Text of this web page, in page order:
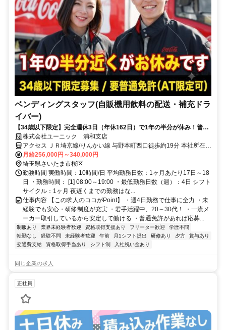
ベンディングスタッフ(自販機用飲料の配送・補充ドラ
イバー)
【34歳以下限定】完全週休3日（年休162日）で1年の半分が休み！普通
免許があれば9割が未経験スタート。夜勤なしのルート配送です！
株式会社ユーニック 浦和支店
アクセス ＪＲ埼京線/りんかい線 与野本町西口徒歩約19分 本社所在
地：東京都江東区亀戸2-22-17 日本生命亀戸ビル3F
月給256,000円～340,000円
埼玉県さいたま市桜区
勤務時間 実働時間：10時間/日 平均勤務日数：1ヶ月あたり17日～18
日 ・勤務時間： [1] 08:00～19:00 ・最低勤務日数（週）：4日 シフト
サイクル：1ヶ月 夜遅くまでの勤務はな...
仕事内容 【この求人のココがPoint】 ・週4日勤務で仕事に全力 ・未
経験でも安心・研修制度が充実 ・若手活躍中、20～30代！ ・一流メ
ーカー取引しているから安定して働ける ・普通免許があれば応募...
制服あり 業界未経験者歓迎 資格取得支援あり フリーター歓迎
学歴不問
転勤なし
経験不問 未経験者歓迎 午前 月1シフト提出 研修あり 夕方
賞与あり
交通費支給
資格取得手当あり シフト制 入社祝い金あり
同じ企業の求人
正社員